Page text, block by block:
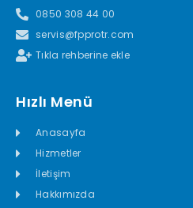
0850 308 44 00
servis@fpprotr.com
Tıkla rehberine ekle
Hızlı Menü
Anasayfa
Hizmetler
İletişim
Hakkımızda